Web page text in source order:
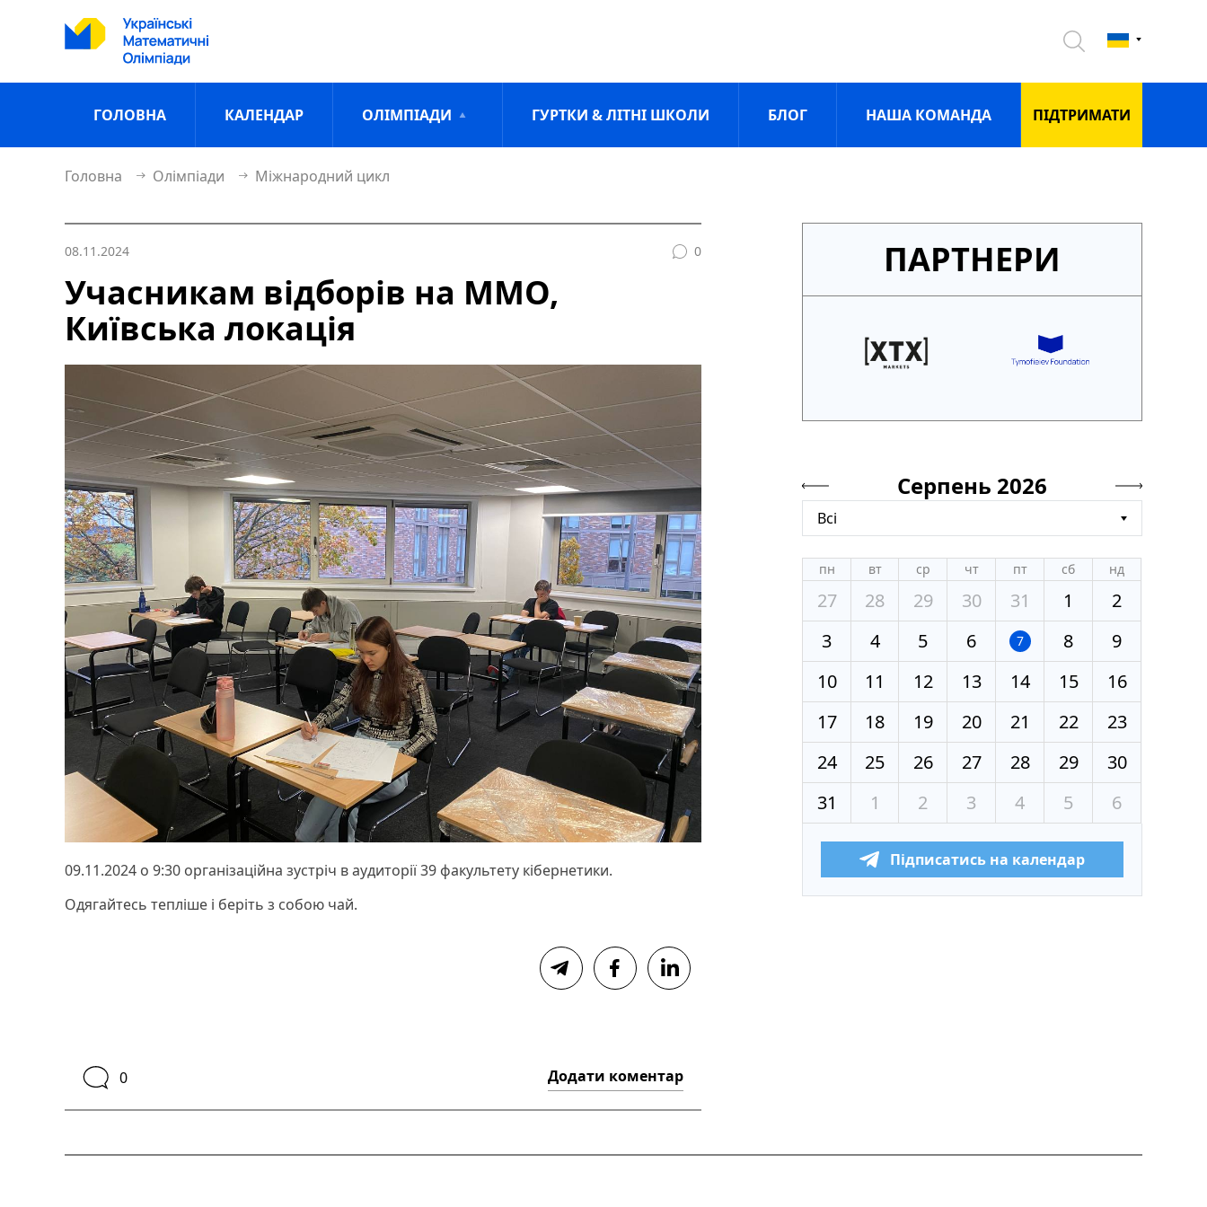
ГОЛОВНА КАЛЕНДАР ОЛІМПІАДИ ГУРТКИ & ЛІТНІ ШКОЛИ БЛОГ НАША КОМАНДА ПIДТРИМАТИ
Головна Олімпіади Міжнародний цикл
08.11.2024 0
Учасникам відборів на ММО,
Київська локація
09.11.2024 о 9:30 організаційна зустріч в аудиторії 39 факультету кібернетики.
Одягайтесь тепліше і беріть з собою чай.
0 Додати коментар
ПАРТНЕРИ
Всі
Серпень 2026
пн вт ср чт пт сб нд
27 28 29 30 31 1
2
3
4 5 6 7 8
9
10
11 12 13 14 15
16
17
18 19 20 21 22
23
24
25 26 27 28 29
30
31
1 2 3 4 5 6
Підписатись на календар